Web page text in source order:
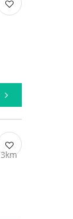
3km